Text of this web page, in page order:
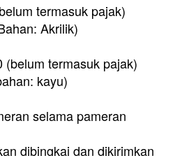
termasuk pajak)
Akrilik)
(belum termasuk pajak)
kayu)
selama pameran
dibingkai dan dikirimkan